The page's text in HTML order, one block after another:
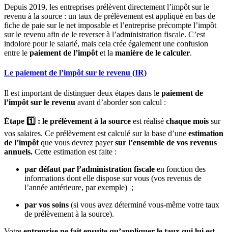
Depuis 2019, les entreprises prélèvent directement l’impôt sur le
revenu à la source : un taux de prélèvement est appliqué en bas de
fiche de paie sur le net imposable et l’entreprise précompte l’impôt
sur le revenu afin de le reverser à l’administration fiscale. C’est
indolore pour le salarié, mais cela crée également une confusion
entre le paiement de l’impôt et la manière de le calculer.
Le paiement de l’impôt sur le revenu (IR)
Il est important de distinguer deux étapes dans le paiement de
l’impôt sur le revenu avant d’aborder son calcul :
Étape 1️⃣ : le prélèvement à la source est réalisé chaque mois sur
vos salaires. Ce prélèvement est calculé sur la base d’une estimation
de l’impôt que vous devrez payersur l’ensemble de vos revenus
annuels. Cette estimation est faite :
par défaut par l’administration fiscale en fonction des
informations dont elle dispose sur vous (vos revenus de
l’année antérieure, par exemple) ;
par vos soins (si vous avez déterminé vous-même votre taux
de prélèvement à la source).